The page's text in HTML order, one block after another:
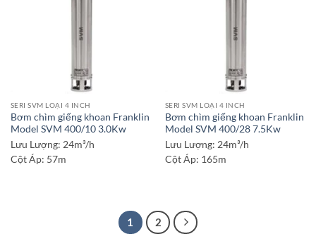
SERI SVM LOẠI 4 INCH
Bơm chìm giếng khoan Franklin
Model SVM 400/10 3.0Kw
Lưu Lượng: 24m³/h
Cột Áp: 57m
SERI SVM LOẠI 4 INCH
Bơm chìm giếng khoan Franklin
Model SVM 400/28 7.5Kw
Lưu Lượng: 24m³/h
Cột Áp: 165m
1 2